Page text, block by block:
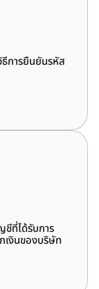
การยืนยันรหัส
ที่ได้รับการ
เงินของบริษัท